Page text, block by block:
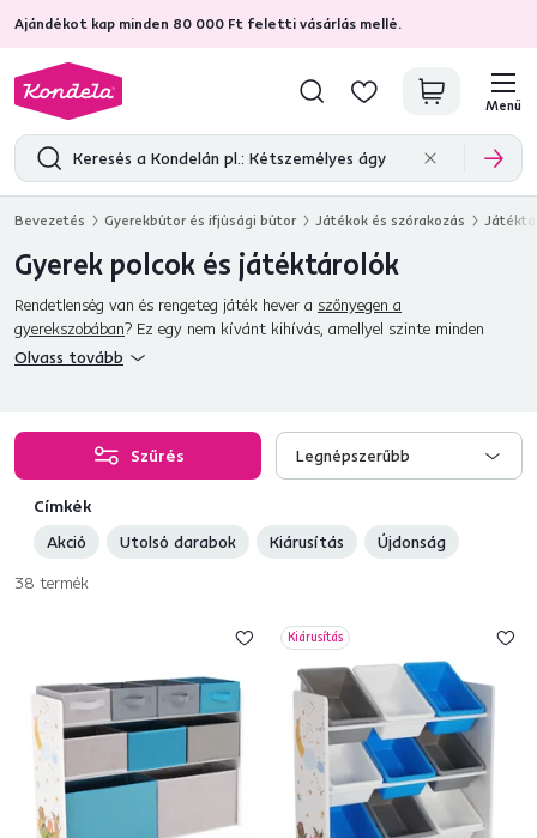
Ajándékot kap minden 80 000 Ft feletti vásárlás mellé.
4,7 31 285 ellenőrzött termékértékelések
Menü
Bevezetés Gyerekbútor és ifjúsági bútor Játékok és szórakozás
Gyerek polcok és játéktárolók
Rendetlenség van és rengeteg játék hever a szőnyegen a
gyerekszobában? Ez egy nem kívánt kihívás, amellyel szinte minden
szülőnek szembe kell néznie. A
, amelynek köszönhetően mindenplüssállatnak
, babának és
autónak meg lesz a saját helye. A rendszerezők kivehető kosarakból
állnak, amelyek könnyen eltávolíthatók és tisztíthatók. Termékeinket
mellett akertjébenis gondoskodunk a rendről. Vessen egy pillantást
Olvass tovább
Szűrés Legnépszerűbb
Címkék
Akció
Utolsó darabok Kiárusítás
Újdonság
38 termék
Kiárusítás